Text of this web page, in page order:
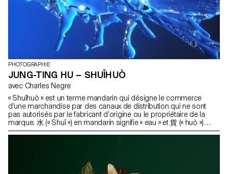
PHOTOGRAPHIE
JUNG-TING HU – SHUǏHUÒ
avec Charles Negre
« Shuǐhuò » est un terme mandarin qui désigne le commerce
d’une marchandise par des canaux de distribution qui ne sont
pas autorisés par le fabricant d’origine ou le propriétaire de la
marque. 水 (« Shuǐ ») en mandarin signifie « eau » et 貨 (« huò »)
signifie « marchandises ». Cependant, comme la marchandise